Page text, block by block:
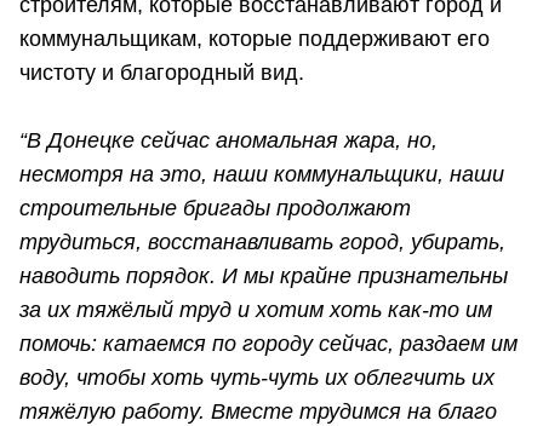
строителям, которые восстанавливают город и
коммунальщикам, которые поддерживают его
чистоту и благородный вид.
“В Донецке сейчас аномальная жара, но,
несмотря на это, наши коммунальщики, наши
строительные бригады продолжают
трудиться, восстанавливать город, убирать,
наводить порядок. И мы крайне признательны
за их тяжёлый труд и хотим хоть как-то им
помочь: катаемся по городу сейчас, раздаем им
воду, чтобы хоть чуть-чуть их облегчить их
тяжёлую работу. Вместе трудимся на благо